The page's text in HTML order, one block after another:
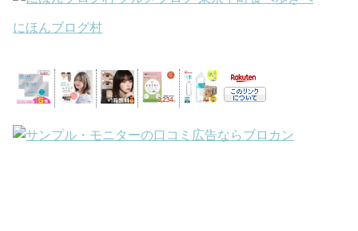
にほんブログ村